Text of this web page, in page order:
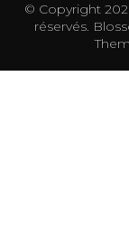
© Copyright
réservés.